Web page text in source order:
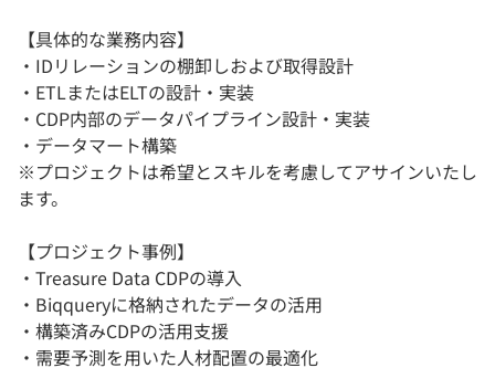
【具体的な業務内容】
・IDリレーションの棚卸しおよび取得設計
・ETLまたはELTの設計・実装
・CDP内部のデータパイプライン設計・実装
・データマート構築
※プロジェクトは希望とスキルを考慮してアサインいたし
ます。
【プロジェクト事例】
・Treasure Data CDPの導入
・Biqqueryに格納されたデータの活用
・構築済みCDPの活用支援
・需要予測を用いた人材配置の最適化